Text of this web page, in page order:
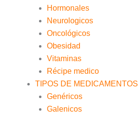
Hormonales
Neurologicos
Oncológicos
Obesidad
Vitaminas
Récipe medico
TIPOS DE MEDICAMENTOS
Genéricos
Galenicos